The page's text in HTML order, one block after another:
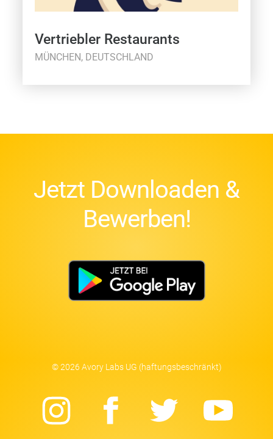
Vertriebler Restaurants
MÜNCHEN, DEUTSCHLAND
Jetzt Downloaden &
Bewerben!
© 2026 Avory Labs UG (haftungsbeschränkt)
Instagram
Facebook
Twitter